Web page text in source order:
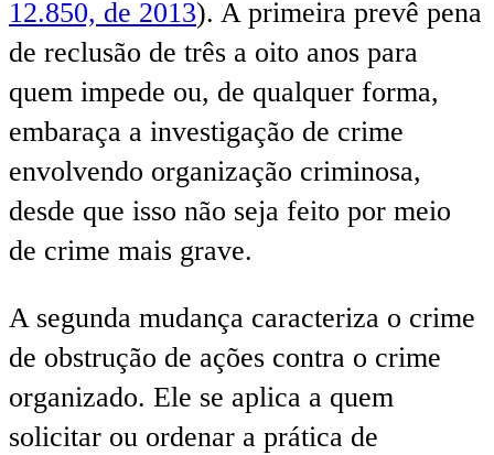
12.850, de 2013). A primeira prevê pena
de reclusão de três a oito anos para
quem impede ou, de qualquer forma,
embaraça a investigação de crime
envolvendo organização criminosa,
desde que isso não seja feito por meio
de crime mais grave.
A segunda mudança caracteriza o crime
de obstrução de ações contra o crime
organizado. Ele se aplica a quem
solicitar ou ordenar a prática de